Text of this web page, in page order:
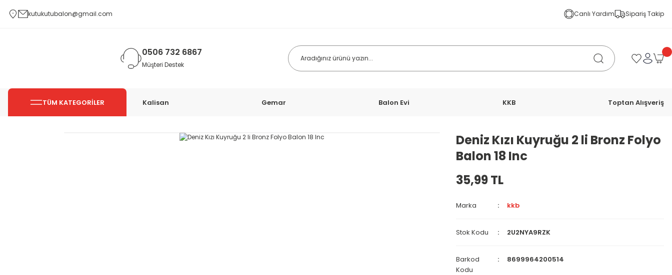
kutukutubalon@gmail.com Canlı Yardım Sipariş Takip
0506 732 6867
Müşteri Destek
TÜM KATEGORİLER Kalisan Gemar Balon Evi KKB Toptan Alışveriş
Deniz Kızı Kuyruğu 2 li Bronz Folyo
Balon 18 Inc
35,99 TL
Marka kkb
Stok Kodu 2U2NYA9RZK
Barkod
Kodu
8699964200514